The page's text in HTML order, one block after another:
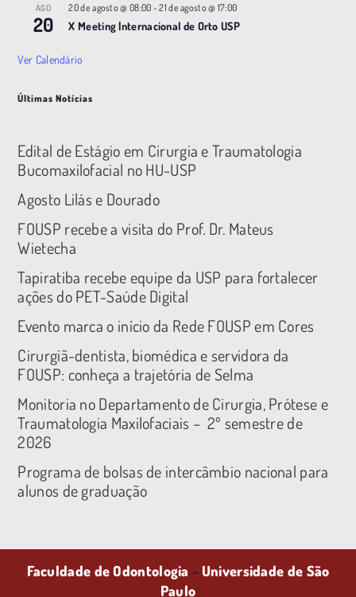
AGO
20
20 de agosto @ 08:00 -21 de agosto @ 17:00
X Meeting |nternacional de Orto USP
Ver Calendário
Últimas Notícias
Edital de Estágio em Cirurgia e Traumatologia
Bucomaxilofacial no HU-USP
Agosto Lilás e Dourado
FOUSP recebe a visita do Prof. Dr. Mateus
Wietecha
Tapiratiba recebe equipe da USP para fortalecer
ações do PET-Saúde Digital
Evento marca o início da Rede FOUSP em Cores
Cirurgiã-dentista, biomédica e servidora da
FOUSP: conheça a trajetória de Selma
Monitoria no Departamento de Cirurgia, Prótese e
Traumatologia Maxilofaciais – 2º semestre de
2026
Programa de bolsas de intercâmbio nacional para
alunos de graduação
Faculdade de Odontologia - Universidade de São
Paulo